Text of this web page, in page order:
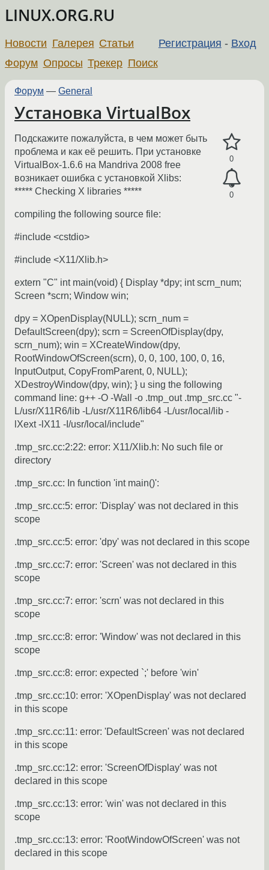
LINUX.ORG.RU
Регистрация - Вход
Новости Галерея Статьи
Форум Опросы Трекер Поиск
Форум — General
Установка VirtualBox
0
0
Подскажите пожалуйста, в чем может быть
проблема и как её решить. При установке
VirtualBox-1.6.6 на Mandriva 2008 free
возникает ошибка с установкой Xlibs:
***** Checking X libraries *****
compiling the following source file:
#include <cstdio>
#include <X11/Xlib.h>
extern "C" int main(void) { Display *dpy; int scrn_num;
Screen *scrn; Window win;
dpy = XOpenDisplay(NULL); scrn_num =
DefaultScreen(dpy); scrn = ScreenOfDisplay(dpy,
scrn_num); win = XCreateWindow(dpy,
RootWindowOfScreen(scrn), 0, 0, 100, 100, 0, 16,
InputOutput, CopyFromParent, 0, NULL);
XDestroyWindow(dpy, win); } u sing the following
command line: g++ -O -Wall -o .tmp_out .tmp_src.cc "-
L/usr/X11R6/lib -L/usr/X11R6/lib64 -L/usr/local/lib -
lXext -lX11 -I/usr/local/include"
.tmp_src.cc:2:22: error: X11/Xlib.h: No such file or
directory
.tmp_src.cc: In function 'int main()':
.tmp_src.cc:5: error: 'Display' was not declared in this
scope
.tmp_src.cc:5: error: 'dpy' was not declared in this scope
.tmp_src.cc:7: error: 'Screen' was not declared in this
scope
.tmp_src.cc:7: error: 'scrn' was not declared in this
scope
.tmp_src.cc:8: error: 'Window' was not declared in this
scope
.tmp_src.cc:8: error: expected `;' before 'win'
.tmp_src.cc:10: error: 'XOpenDisplay' was not declared
in this scope
.tmp_src.cc:11: error: 'DefaultScreen' was not declared
in this scope
.tmp_src.cc:12: error: 'ScreenOfDisplay' was not
declared in this scope
.tmp_src.cc:13: error: 'win' was not declared in this
scope
.tmp_src.cc:13: error: 'RootWindowOfScreen' was not
declared in this scope